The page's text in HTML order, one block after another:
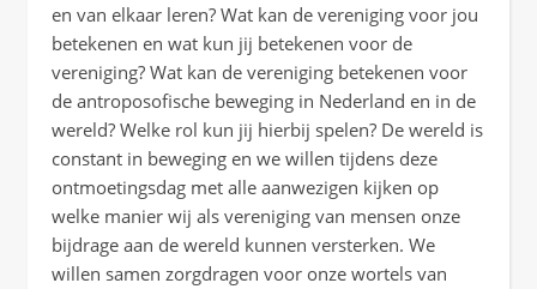
en van elkaar leren? Wat kan de vereniging voor jou
betekenen en wat kun jij betekenen voor de
vereniging? Wat kan de vereniging betekenen voor
de antroposofische beweging in Nederland en in de
wereld? Welke rol kun jij hierbij spelen? De wereld is
constant in beweging en we willen tijdens deze
ontmoetingsdag met alle aanwezigen kijken op
welke manier wij als vereniging van mensen onze
bijdrage aan de wereld kunnen versterken. We
willen samen zorgdragen voor onze wortels van